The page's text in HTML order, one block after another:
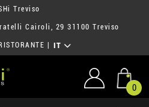
Treviso
Cairoli, 29 31100 Treviso
IT
0